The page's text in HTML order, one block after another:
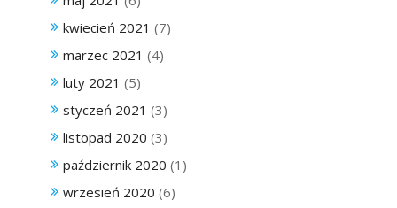
kwiecień 2021 (7)
marzec 2021 (4)
luty 2021 (5)
styczeń 2021 (3)
listopad 2020 (3)
październik 2020 (1)
wrzesień 2020 (6)